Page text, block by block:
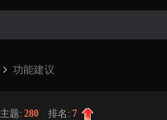
功能建议
主题:280 排名:7